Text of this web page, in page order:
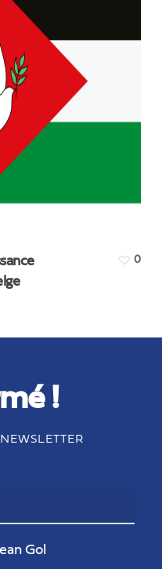
0
!
Gol